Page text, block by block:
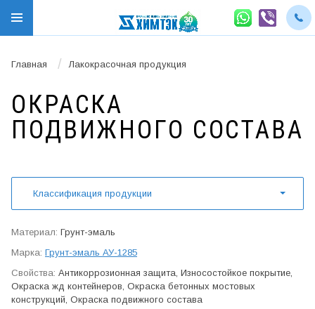
Главная / Лакокрасочная продукция
ОКРАСКА
ПОДВИЖНОГО СОСТАВА
Классификация продукции
Грунт-эмаль
Грунт-эмаль АУ-1285
Антикор­розионная защита, Износо­стойкое покрытие,
Окраска жд контейнеров, Окраска бетонных мостовых
конструкций, Окраска подвижного состава